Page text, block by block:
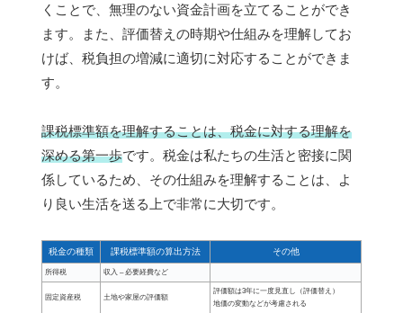
くことで、無理のない資金計画を立てることができ
ます。また、評価替えの時期や仕組みを理解してお
けば、税負担の増減に適切に対応することができま
す。
課税標準額を理解することは、税金に対する理解を
深める第一歩です。税金は私たちの生活と密接に関
係しているため、その仕組みを理解することは、よ
り良い生活を送る上で非常に大切です。
税金の種類 課税標準額の算出方法 その他
所得税 収入 – 必要経費など
固定資産税 土地や家屋の評価額
評価額は3年に一度見直し（評価替え）
地価の変動などが考慮される